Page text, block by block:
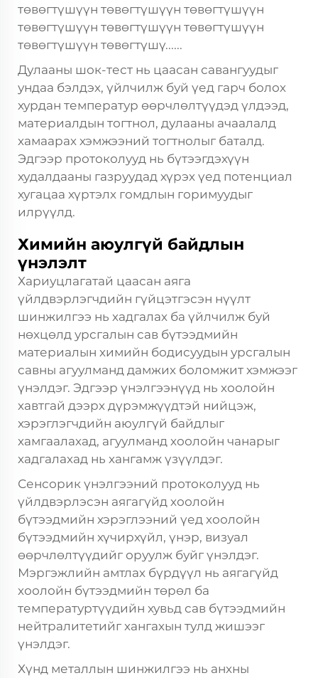
төвөгтүшүүн төвөгтүшүүн төвөгтүшүүн
төвөгтүшүүн төвөгтүшүүн төвөгтүшүүн
төвөгтүшүүн төвөгтүшү......
Дулааны шок-тест нь цаасан савангуудыг
ундаа бэлдэх, үйлчилж буй үед гарч болох
хурдан температур өөрчлөлтүүдэд үлдээд,
материалдын тогтнол, дулааны ачаалалд
хамаарах хэмжээний тогтнолыг баталд.
Эдгээр протоколууд нь бүтээгдэхүүн
худалдааны газруудад хүрэх үед потенциал
хугацаа хүртэлх гомдлын горимуудыг
илрүүлд.
Химийн аюулгүй байдлын
үнэлэлт
Хариуцлагатай цаасан аяга
үйлдвэрлэгчдийн гүйцэтгэсэн нүүлт
шинжилгээ нь хадгалах ба үйлчилж буй
нөхцөлд урсгалын сав бүтээдмийн
материалын химийн бодисуудын урсгалын
савны агуулманд дамжих боломжит хэмжээг
үнэлдэг. Эдгээр үнэлгээнүүд нь хоолойн
хавтгай дээрх дүрэмжүүдтэй нийцэж,
хэрэглэгчдийн аюулгүй байдлыг
хамгаалахад, агуулманд хоолойн чанарыг
хадгалахад нь хангамж үзүүлдэг.
Сенсорик үнэлгээний протоколууд нь
үйлдвэрлэсэн аягагүйд хоолойн
бүтээдмийн хэрэглээний үед хоолойн
бүтээдмийн хүчирхүйл, үнэр, визуал
өөрчлөлтүүдийг оруулж буйг үнэлдэг.
Мэргэжлийн амтлах бүрдүүл нь аягагүйд
хоолойн бүтээдмийн төрөл ба
температуртүүдийн хувьд сав бүтээдмийн
нейтралитетийг хангахын тулд жишээг
үнэлдэг.
Хүнд металлын шинжилгээ нь анхны